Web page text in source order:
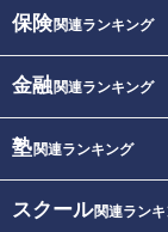
保険関連ランキング
金融関連ランキング
塾関連ランキング
スクール関連ラン